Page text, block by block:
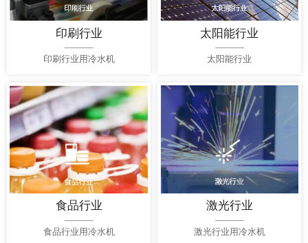
印刷行业
印刷行业用冷水机
太阳能行业
太阳能行业
食品行业
食品行业用冷水机
激光行业
激光行业用冷水机